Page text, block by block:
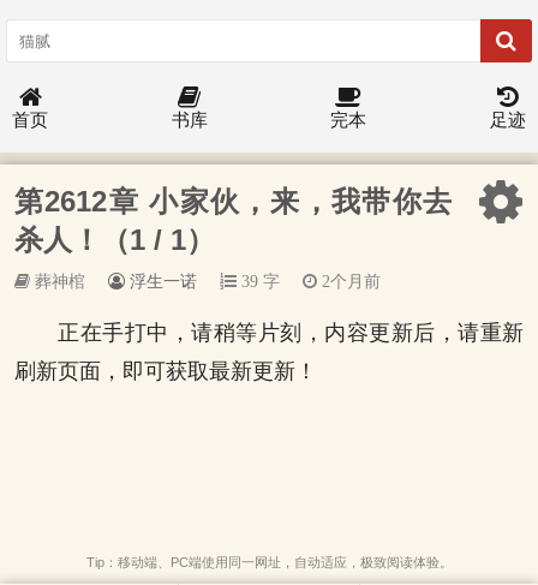
首页 书库 完本 足迹
第2612章 小家伙，来，我带你去
杀人！（1 / 1）
葬神棺 浮生一诺 39 字 2个月前
正在手打中，请稍等片刻，内容更新后，请重新
刷新页面，即可获取最新更新！
Tip：移动端、PC端使用同一网址，自动适应，极致阅读体验。